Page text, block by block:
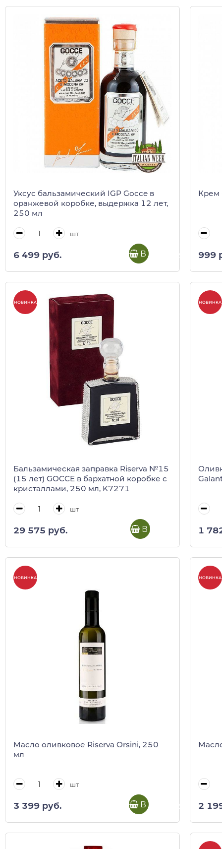
Уксус бальзамический IGP Gocce в
оранжевой коробке, выдержка 12 лет,
250 мл
шт
6 499 руб. В корзину
Крем
999
НОВИНКА
Бальзамическая заправка Riserva №15
(15 лет) GOCCE в бархатной коробке с
кристаллами, 250 мл, K7271
шт
29 575 руб. В корзину
НОВИНКА
1
НОВИНКА
Масло оливковое Riserva Orsini, 250
мл
шт
3 399 руб. В корзину
НОВИНКА
2